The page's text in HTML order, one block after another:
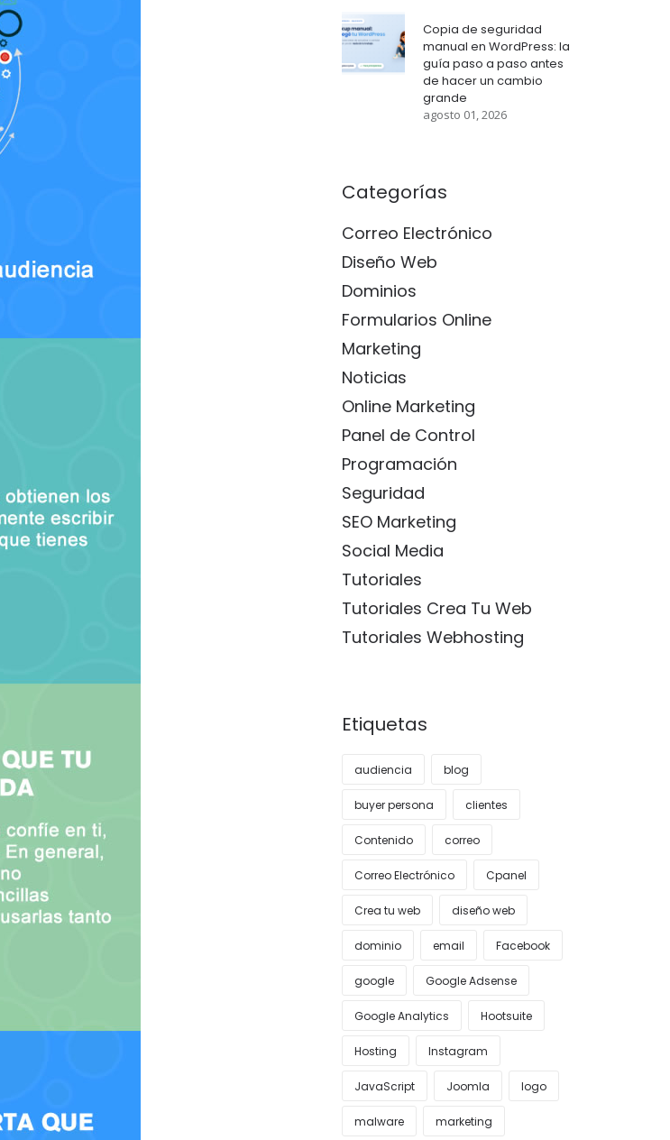
Copia de seguridad
manual en WordPress: la
guía paso a paso antes
de hacer un cambio
grande
agosto 01, 2026
Categorías
Correo Electrónico
Diseño Web
Dominios
Formularios Online
Marketing
Noticias
Online Marketing
Panel de Control
Programación
Seguridad
SEO Marketing
Social Media
Tutoriales
Tutoriales Crea Tu Web
Tutoriales Webhosting
Etiquetas
audiencia blog
buyer persona clientes
Contenido correo
Correo Electrónico Cpanel
Crea tu web diseño web
dominio email Facebook
google Google Adsense
Google Analytics Hootsuite
Hosting Instagram
JavaScript Joomla logo
malware marketing